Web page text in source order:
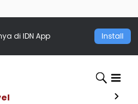
di IDN App Install